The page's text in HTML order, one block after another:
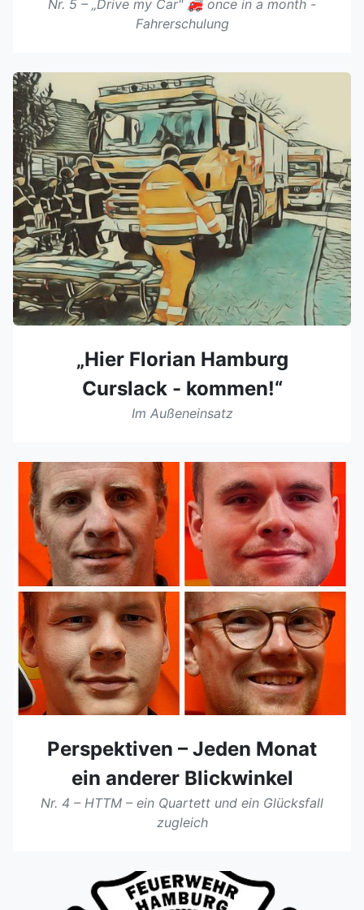
Nr. 5 – „Drive my Car" 🚒 once in a month -
Fahrerschulung
„Hier Florian Hamburg
Curslack - kommen!“
Im Außeneinsatz
Perspektiven – Jeden Monat
ein anderer Blickwinkel
Nr. 4 – HTTM – ein Quartett und ein Glücksfall
zugleich